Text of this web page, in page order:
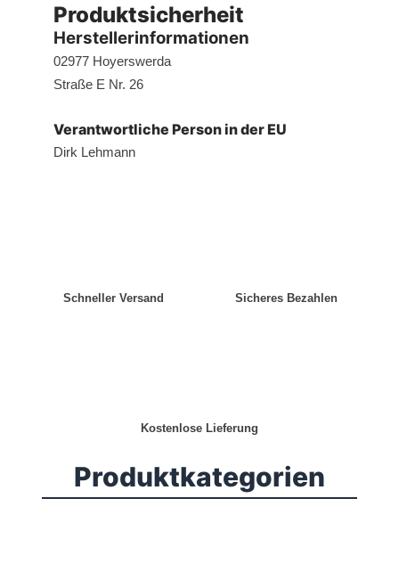
Produktsicherheit
Herstellerinformationen
02977 Hoyerswerda
Straße E Nr. 26
Verantwortliche Person in der EU
Dirk Lehmann
Schneller Versand Sicheres Bezahlen
Kostenlose Lieferung
Produktkategorien